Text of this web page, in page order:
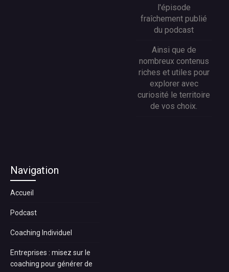
l'épisode
fraîchement publié
du podcast
Ainsi que de
nombreux contenus
riches et utiles pour
explorer avec
curiosité le territoire
de vos choix.
Navigation
Accueil
Podcast
Coaching Individuel
Entreprises : misez sur le
coaching pour générer de